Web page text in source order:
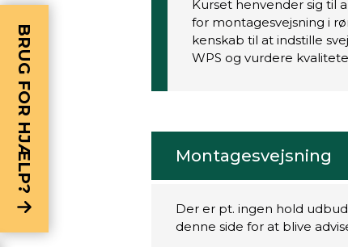
Kurset henvender sig til
for montagesvejsning i
kenskab til at indstille
WPS og vurdere
Montagesvejsning
Der er pt. ingen hold
denne side for at blive
BRUG FOR HJÆLP?